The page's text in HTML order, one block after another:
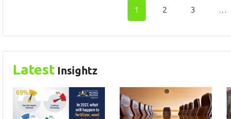
1 2 3 …
Latest Insightz